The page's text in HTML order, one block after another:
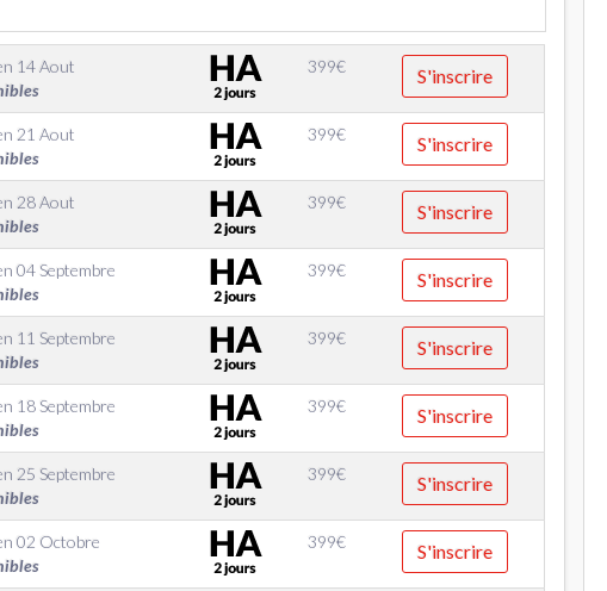
14 Aout
399€ S'inscrire
21 Aout
399€ S'inscrire
28 Aout
399€ S'inscrire
04 Septembre
399€ S'inscrire
11 Septembre
399€ S'inscrire
18 Septembre
399€ S'inscrire
25 Septembre
399€ S'inscrire
02 Octobre
399€ S'inscrire